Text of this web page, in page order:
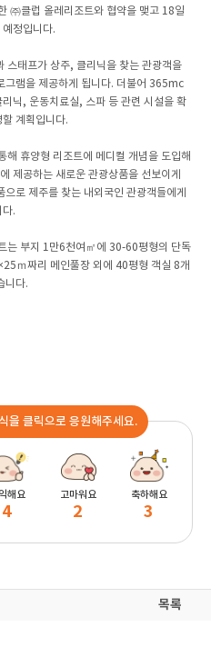
㈜클럽 올레리조트와 협약을 맺고 18일
정입니다.
태프가 상주, 클리닉을 찾는 관광객을
그램을 제공하게 됩니다. 더불어 365mc
닉, 운동치료실, 스파 등 관련 시설을 확
계획입니다.
휴양형 리조트에 메디컬 개념을 도입해
제공하는 새로운 관광상품을 선보이게
로 제주를 찾는 내외국인 관광객들에게
다.
는 부지 1만6천여㎡에 30-60평형의 단독
ｍ짜리 메인풀장 외에 40평형 객실 8개
니다.
을 클릭으로 응원해주세요.
해요
4
고마워요
2
축하해요
3
목록